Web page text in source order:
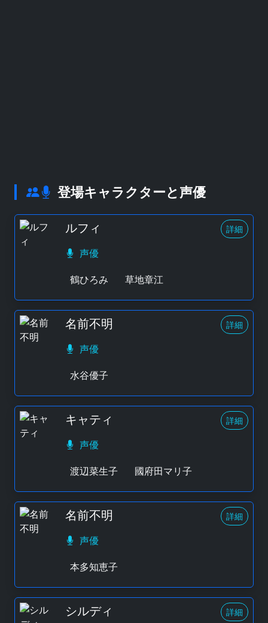
登場キャラクターと声優
ルフィ 詳細
声優
鶴ひろみ
草地章江
名前不明 詳細
声優
水谷優子
キャティ 詳細
声優
渡辺菜生子
國府田マリ子
名前不明 詳細
声優
本多知恵子
シルディ 詳細